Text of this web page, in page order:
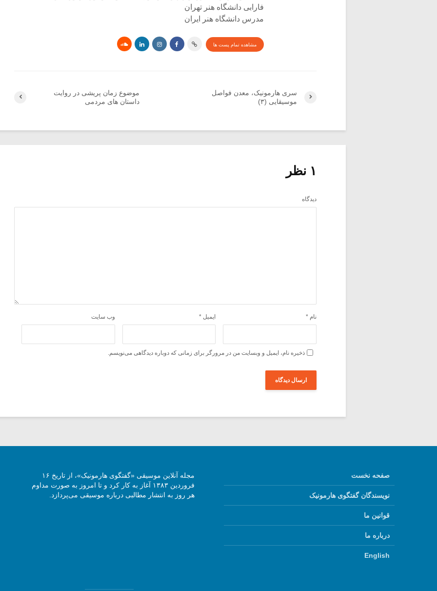
فارابی دانشگاه هنر تهران
مدرس دانشگاه هنر ایران
مشاهده تمام پست ها
موضوع زمان پریشی در روایت
داستان های مردمی
سری هارمونیک، معدن فواصل
موسیقایی (۳)
۱ نظر
دیدگاه
نام * ایمیل * وب‌ سایت
ذخیره نام، ایمیل و وبسایت من در مرورگر برای زمانی که دوباره دیدگاهی می‌نویسم.
صفحه نخست
نویسندگان گفتگوی هارمونیک
قوانین ما
درباره ما
English
مجله آنلاین موسیقی «گفتگوی هارمونیک»، از تاریخ ۱۶
فروردین ۱۳۸۳ آغاز به کار کرد و تا امروز به صورت مداوم
هر روز به انتشار مطالبی درباره موسیقی می‌پردازد.